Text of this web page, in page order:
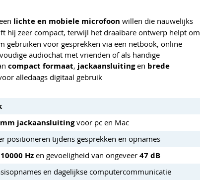
lichte en mobiele microfoon willen die nauwelijks
hij zeer compact, terwijl het draaibare ontwerp helpt om
gebruiken voor gesprekken via een netbook, online
audiochat met vrienden of als handige
compact formaat, jackaansluitingen brede
alledaags digitaal gebruik
jackaansluitingvoor pc en Mac
positioneren tijdens gesprekken en opnames
Hzen gevoeligheid van ongeveer 47 dB
en dagelijkse computercommunicatie